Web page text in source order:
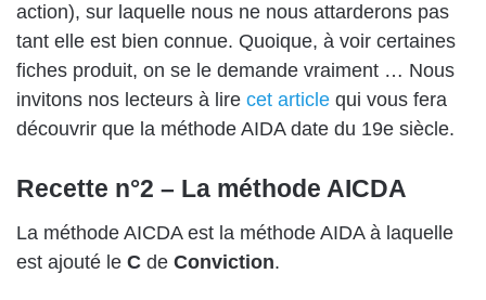
action), sur laquelle nous ne nous attarderons pas
tant elle est bien connue. Quoique, à voir certaines
fiches produit, on se le demande vraiment … Nous
invitons nos lecteurs à lire cet article qui vous fera
découvrir que la méthode AIDA date du 19e siècle.
Recette n°2 – La méthode AICDA
La méthode AICDA est la méthode AIDA à laquelle
est ajouté le C de Conviction.